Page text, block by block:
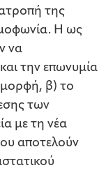
της
Η ως
να
την επωνυμία
μορφή, β) το
των
με τη νέα
αποτελούν